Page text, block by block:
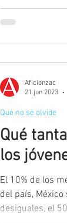
Qué
los
El 10% de los
del país,
desiguales, el
Que no se olvide
Aficionzac
21 jun 2023